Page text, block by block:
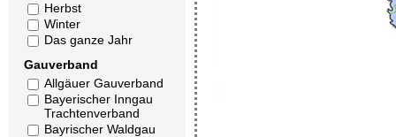
Herbst
Winter
Das ganze Jahr
Gauverband
Allgäuer Gauverband
Bayerischer Inngau
Trachtenverband
Bayrischer Waldgau